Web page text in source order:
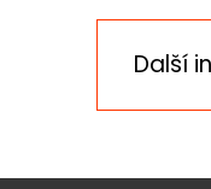
Další